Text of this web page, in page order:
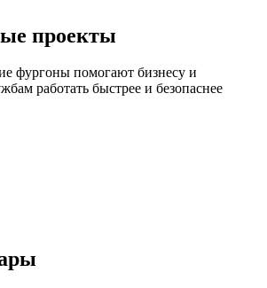
проекты
фургоны помогают бизнесу и
работать быстрее и безопаснее